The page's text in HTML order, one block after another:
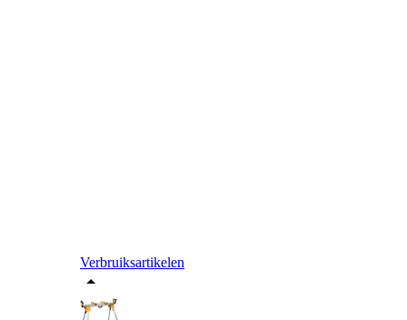
Verbruiksartikelen